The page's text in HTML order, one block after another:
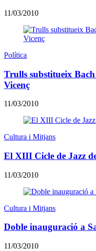
11/03/2010
Política
Trulls substitueix
Vicenç
11/03/2010
Cultura i Mitjans
El XIII Cicle de Jazz
11/03/2010
Cultura i Mitjans
Doble inauguració a
11/03/2010